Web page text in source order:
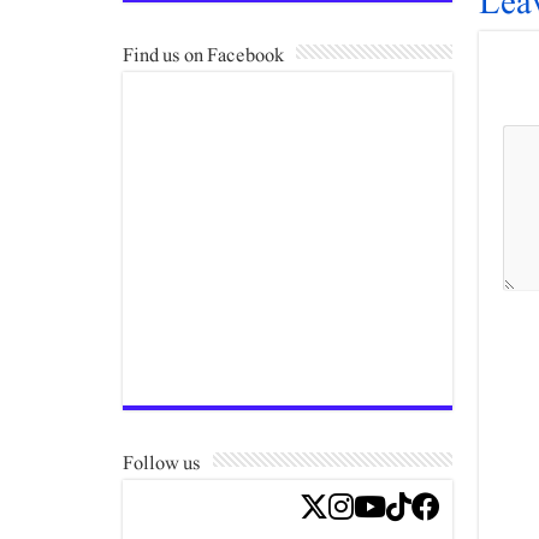
Find us on Facebook
Follow us